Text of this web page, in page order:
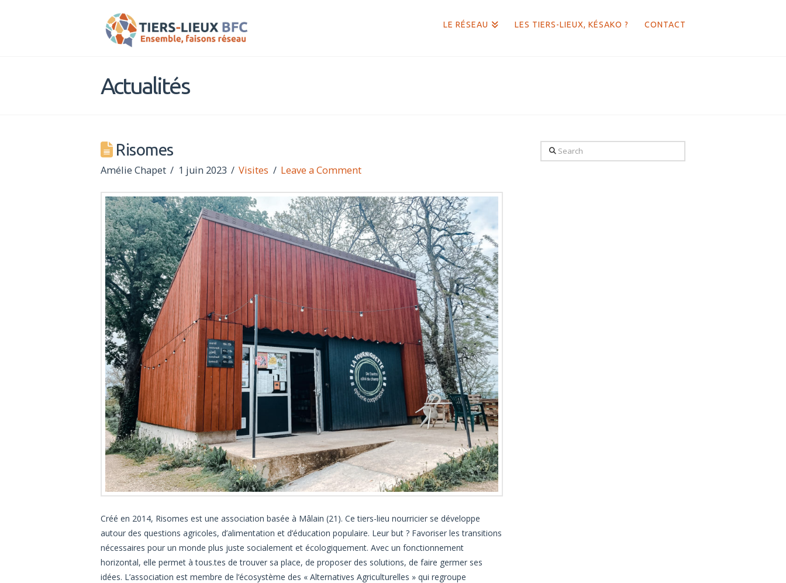
Tiers-
Lieux
BFC
LE RÉSEAU LES TIERS-LIEUX, KÉSAKO ? CONTACT
Actualités
Risomes
Amélie Chapet 1 juin 2023 Visites Leave a Comment
Créé en 2014, Risomes est une association basée à Mâlain (21). Ce tiers-lieu nourricier se développe
autour des questions agricoles, d’alimentation et d’éducation populaire. Leur but ? Favoriser les transitions
nécessaires pour un monde plus juste socialement et écologiquement. Avec un fonctionnement
horizontal, elle permet à tous.tes de trouver sa place, de proposer des solutions, de faire germer ses
idées. L’association est membre de l’écosystème des « Alternatives Agriculturelles » qui regroupe
Search